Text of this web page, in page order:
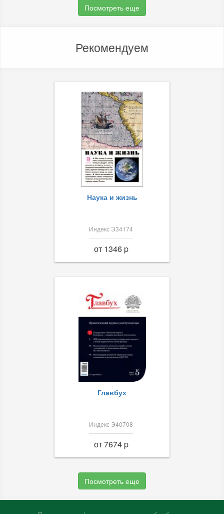
Посмотреть еще
Рекомендуем
Наука и жизнь
Индекс Э34174
от 1346 p
Главбух
Индекс Э40708
от 7674 p
Посмотреть еще